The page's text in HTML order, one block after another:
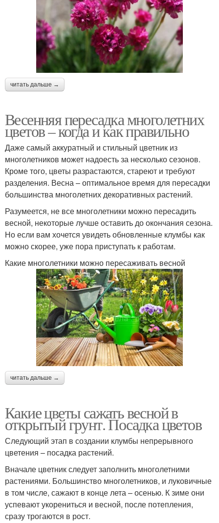
читать дальше →
Весенняя пересадка многолетних
цветов – когда и как правильно
Даже самый аккуратный и стильный цветник из
многолетников может надоесть за несколько сезонов.
Кроме того, цветы разрастаются, стареют и требуют
разделения. Весна – оптимальное время для пересадки
большинства многолетних декоративных растений.
Разумеется, не все многолетники можно пересадить
весной, некоторые лучше оставить до окончания сезона.
Но если вам хочется увидеть обновленные клумбы как
можно скорее, уже пора приступать к работам.
Какие многолетники можно пересаживать весной
читать дальше →
Какие цветы сажать весной в
открытый грунт. Посадка цветов
Следующий этап в создании клумбы непрерывного
цветения – посадка растений.
Вначале цветник следует заполнить многолетними
растениями. Большинство многолетников, и луковичные
в том числе, сажают в конце лета – осенью. К зиме они
успевают укорениться и весной, после потепления,
сразу трогаются в рост.